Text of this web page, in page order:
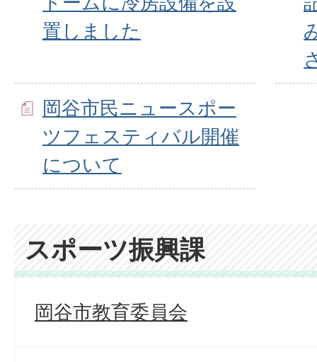
置しました
岡谷市民ニュースポー
ツフェスティバル開催
について
スポーツ振興課
岡谷市教育委員会